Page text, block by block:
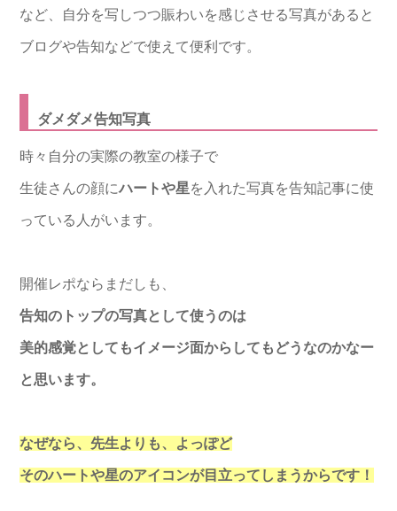
など、自分を写しつつ賑わいを感じさせる写真があると
ブログや告知などで使えて便利です。
ダメダメ告知写真
時々自分の実際の教室の様子で
生徒さんの顔にハートや星を入れた写真を告知記事に使
っている人がいます。
開催レポならまだしも、
告知のトップの写真として使うのは
美的感覚としてもイメージ面からしてもどうなのかなー
と思います。
なぜなら、先生よりも、よっぽど
そのハートや星のアイコンが目立ってしまうからです！